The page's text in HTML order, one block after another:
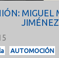
MIGUEL
JIMÉNEZ
AUTOMOCIÓN